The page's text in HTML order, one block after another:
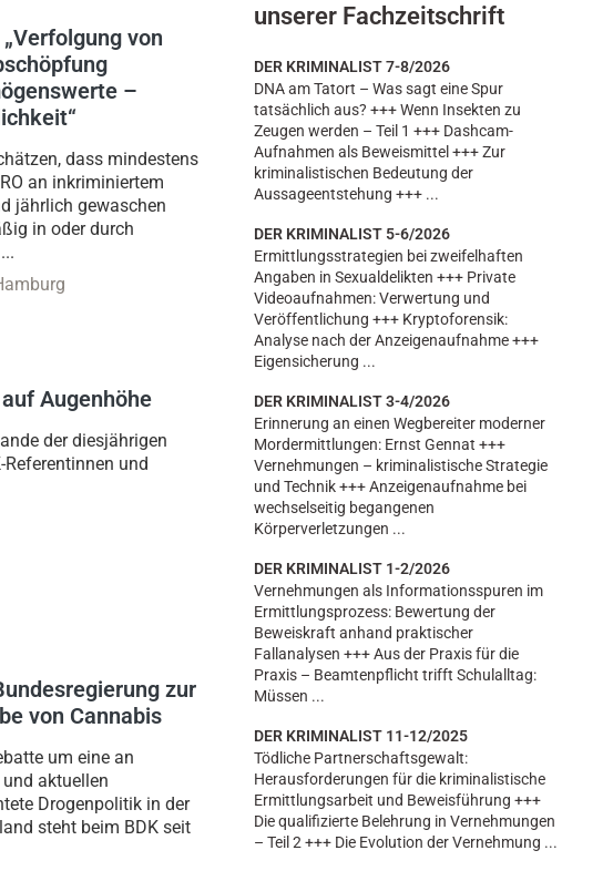
von
–
dass mindestens
an inkriminiertem
jährlich gewaschen
in oder durch
Augenhöhe
der diesjährigen
und
zur
von Cannabis
um eine an
aktuellen
Drogenpolitik in der
steht beim BDK seit
unserer Fachzeitschrift
DER KRIMINALIST 7-8/2026
DNA am Tatort – Was sagt eine Spur
tatsächlich aus? +++ Wenn Insekten zu
Zeugen werden – Teil 1 +++ Dashcam-
Aufnahmen als Beweismittel +++ Zur
kriminalistischen Bedeutung der
Aussageentstehung +++ ...
DER KRIMINALIST 5-6/2026
Ermittlungsstrategien bei zweifelhaften
Angaben in Sexualdelikten +++ Private
Videoaufnahmen: Verwertung und
Veröffentlichung +++ Kryptoforensik:
Analyse nach der Anzeigenaufnahme +++
Eigensicherung ...
DER KRIMINALIST 3-4/2026
Erinnerung an einen Wegbereiter moderner
Mordermittlungen: Ernst Gennat +++
Vernehmungen – kriminalistische Strategie
und Technik +++ Anzeigenaufnahme bei
wechselseitig begangenen
Körperverletzungen ...
DER KRIMINALIST 1-2/2026
Vernehmungen als Informationsspuren im
Ermittlungsprozess: Bewertung der
Beweiskraft anhand praktischer
Fallanalysen +++ Aus der Praxis für die
Praxis – Beamtenpflicht trifft Schulalltag:
Müssen ...
DER KRIMINALIST 11-12/2025
Tödliche Partnerschaftsgewalt:
Herausforderungen für die kriminalistische
Ermittlungsarbeit und Beweisführung +++
Die qualifizierte Belehrung in Vernehmungen
– Teil 2 +++ Die Evolution der Vernehmung ...